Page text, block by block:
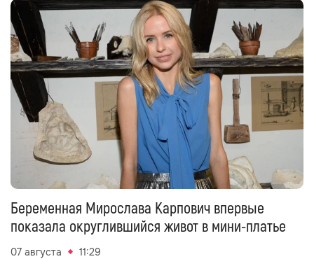
Беременная Мирослава Карпович впервые
показала округлившийся живот в мини-платье
07 августа 11:29